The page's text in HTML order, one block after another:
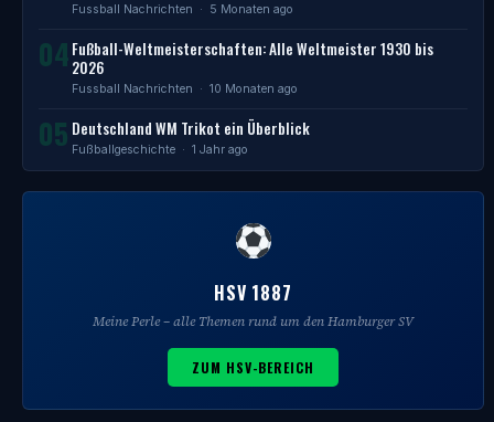
Fussball Nachrichten · 5 Monaten ago
04 Fußball-Weltmeisterschaften: Alle Weltmeister 1930 bis
2026
Fussball Nachrichten · 10 Monaten ago
05 Deutschland WM Trikot ein Überblick
Fußballgeschichte · 1 Jahr ago
HSV 1887
Meine Perle – alle Themen rund um den Hamburger SV
ZUM HSV-BEREICH